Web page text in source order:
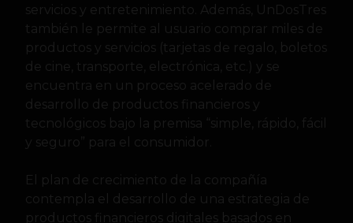
servicios y entretenimiento. Además, UnDosTres
también le permite al usuario comprar miles de
productos y servicios (tarjetas de regalo, boletos
de cine, transporte, electrónica, etc.) y se
encuentra en un proceso acelerado de
desarrollo de productos financieros y
tecnológicos bajo la premisa “simple, rápido, fácil
y seguro” para el consumidor.
El plan de crecimiento de la compañía
contempla el desarrollo de una estrategia de
productos financieros digitales basados ​​en